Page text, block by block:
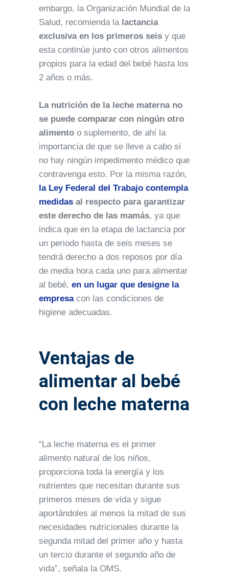
embargo, la Organización Mundial de la
Salud, recomienda la lactancia
exclusiva en los primeros seis y que
esta continúe junto con otros alimentos
propios para la edad del bebé hasta los
2 años o más.
La nutrición de la leche materna no
se puede comparar con ningún otro
alimento o suplemento, de ahí la
importancia de que se lleve a cabo si
no hay ningún impedimento médico que
contravenga esto. Por la misma razón,
la Ley Federal del Trabajo contempla
medidas al respecto para garantizar
este derecho de las mamás, ya que
indica que en la etapa de lactancia por
un periodo hasta de seis meses se
tendrá derecho a dos reposos por día
de media hora cada uno para alimentar
al bebé, en un lugar que designe la
empresa con las condiciones de
higiene adecuadas.
Ventajas de
alimentar al bebé
con leche materna
“La leche materna es el primer
alimento natural de los niños,
proporciona toda la energía y los
nutrientes que necesitan durante sus
primeros meses de vida y sigue
aportándoles al menos la mitad de sus
necesidades nutricionales durante la
segunda mitad del primer año y hasta
un tercio durante el segundo año de
vida”, señala la OMS.